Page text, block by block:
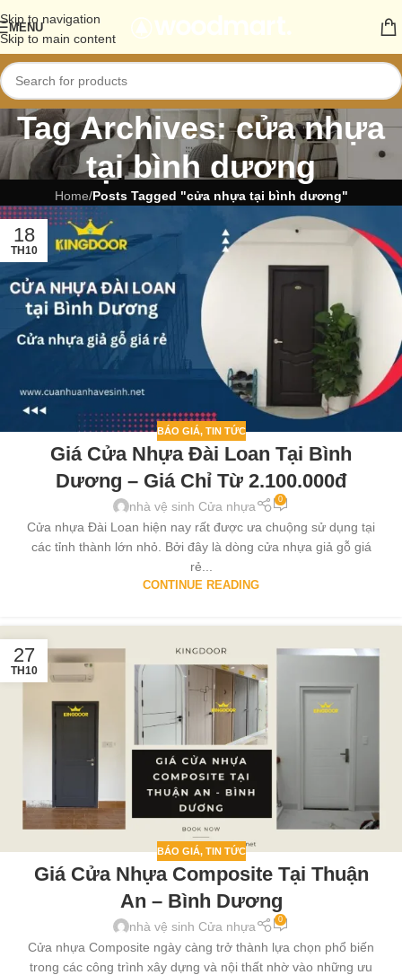
Skip to navigation
Skip to main content
MENU
Tag Archives: cửa nhựa
tại bình dương
Home/Posts Tagged "cửa nhựa tại bình dương"
18
TH10
BÁO GIÁ, TIN TỨC
Giá Cửa Nhựa Đài Loan Tại Bình
Dương – Giá Chỉ Từ 2.100.000đ
nhà vệ sinh Cửa nhựa 0
Cửa nhựa Đài Loan hiện nay rất được ưa chuộng sử dụng tại
các tỉnh thành lớn nhỏ. Bởi đây là dòng cửa nhựa giả gỗ giá
rẻ...
CONTINUE READING
27
TH10
BÁO GIÁ, TIN TỨC
Giá Cửa Nhựa Composite Tại Thuận
An – Bình Dương
nhà vệ sinh Cửa nhựa 0
Cửa nhựa Composite ngày càng trở thành lựa chọn phổ biến
trong các công trình xây dựng và nội thất nhờ vào những ưu